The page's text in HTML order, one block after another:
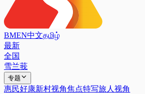
BMEN中文தமிழ்
最新
全国
雪兰莪
专题
惠民好康新村视角焦点特写旅人视角